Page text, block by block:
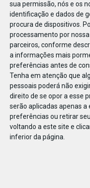
sua permissão, nós e os
identificação e dados de
procura de dispositivos.
processamento por
parceiros, conforme
a informações mais
preferências antes de
Tenha em atenção que
pessoais poderá não
direito de se opor a esse
serão aplicadas apenas
preferências ou retirar
voltando a este site e
inferior da página.